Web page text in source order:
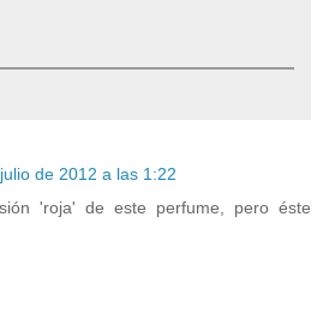
de 2012 a las 1:22
'roja' de este perfume, pero éste